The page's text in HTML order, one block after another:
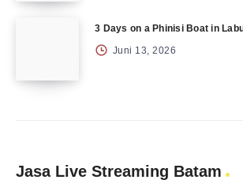
3 Days on a Phinisi Boat in
Juni 13, 2026
Jasa Live Streaming Batam